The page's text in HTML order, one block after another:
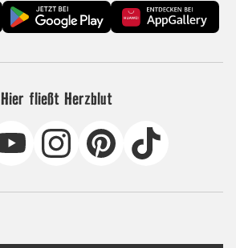
Hier fließt Herzblut